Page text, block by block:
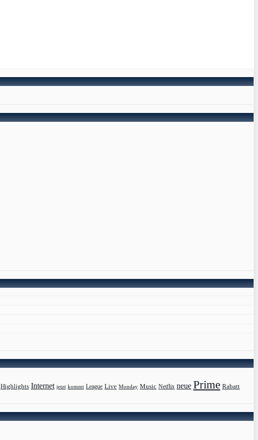
Highlights Internet jetzt kommt League Live Monday Music Netflix neue Prime Rabatt